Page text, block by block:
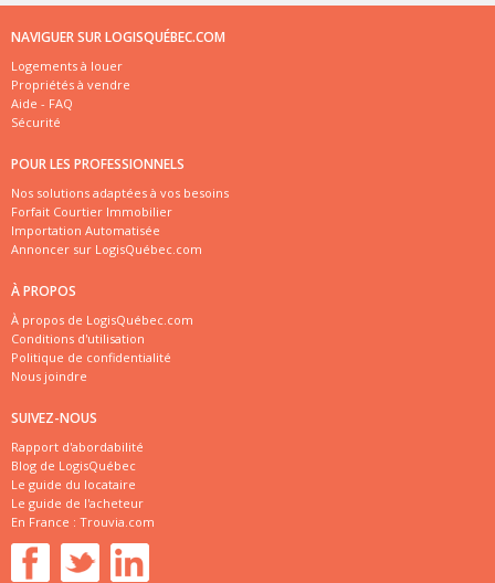
NAVIGUER SUR LOGISQUÉBEC.COM
Logements à louer
Propriétés à vendre
Aide - FAQ
Sécurité
POUR LES PROFESSIONNELS
Nos solutions adaptées à vos besoins
Forfait Courtier Immobilier
Importation Automatisée
Annoncer sur LogisQuébec.com
À PROPOS
À propos de LogisQuébec.com
Conditions d'utilisation
Politique de confidentialité
Nous joindre
SUIVEZ-NOUS
Rapport d'abordabilité
Blog de LogisQuébec
Le guide du locataire
Le guide de l'acheteur
En France : Trouvia.com